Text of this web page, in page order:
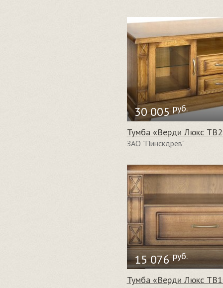
30 005 руб.
Тумба «Верди Люкс
ЗАО "Пинскдрев"
15 076 руб.
Тумба «Верди Люкс